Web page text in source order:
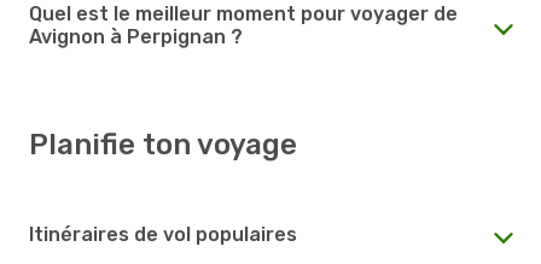
Quel est le meilleur moment pour voyager de
Avignon à Perpignan ?
Planifie ton voyage
Itinéraires de vol populaires